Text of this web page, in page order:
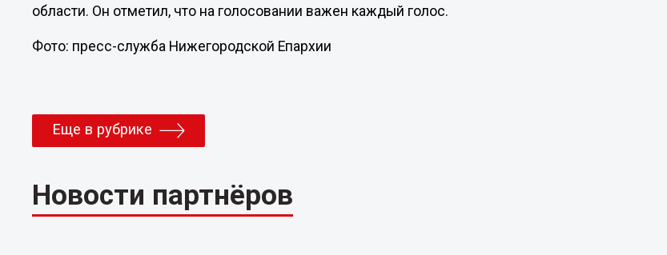
области. Он отметил, что на голосовании важен каждый голос.
Фото: пресс-служба Нижегородской Епархии
Еще в рубрике
Новости партнёров